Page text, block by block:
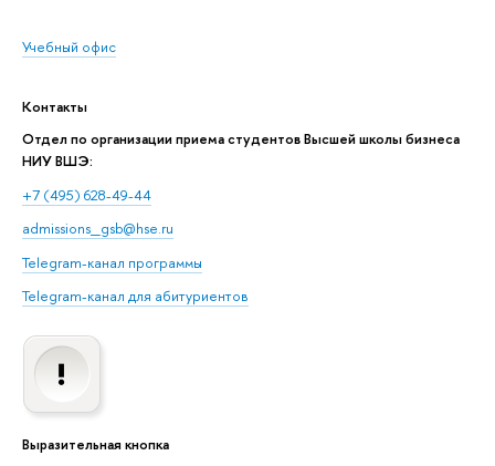
Учебный офис
Контакты
Отдел по организации приема студентов Высшей школы бизнеса
НИУ ВШЭ:
+7 (495) 628-49-44
admissions_gsb@hse.ru
Telegram-канал программы
Telegram-канал для абитуриентов
Выразительная кнопка